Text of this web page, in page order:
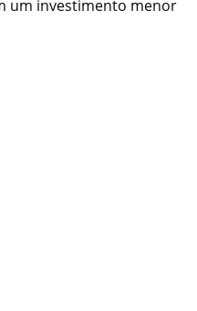
um investimento menor